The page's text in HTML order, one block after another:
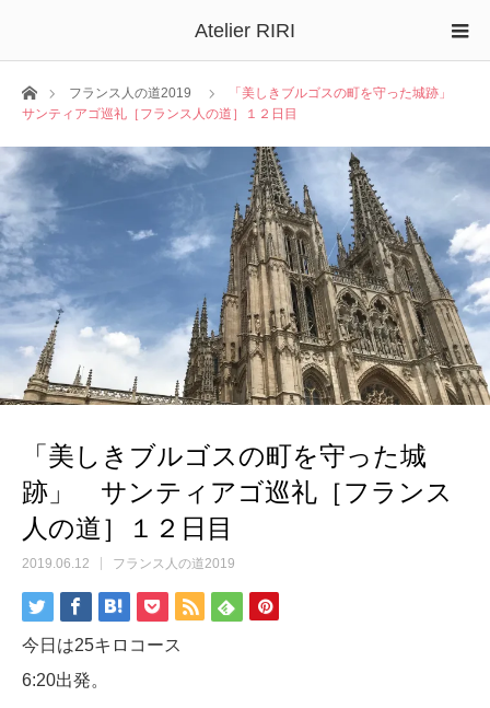
Atelier RIRI
ホームフランス人の道2019
「美しきブルゴスの町を守った城跡」
サンティアゴ巡礼［フランス人の道］１２日目
「美しきブルゴスの町を守った城
跡」 サンティアゴ巡礼［フランス
人の道］１２日目
2019.06.12 フランス人の道2019
今日は25キロコース
6:20出発。